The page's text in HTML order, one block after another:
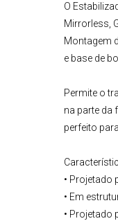
O
Mirrorless,
Montagem
e base de
Permite o
na parte da
perfeito
• Projetado
• Em
• Projetado